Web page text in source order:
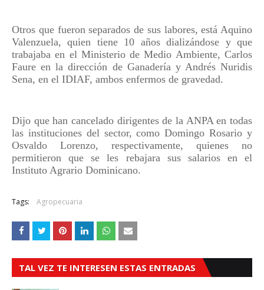
Otros que fueron separados de sus labores, está Aquino
Valenzuela, quien tiene 10 años dializándose y que
trabajaba en el Ministerio de Medio Ambiente, Carlos
Faure en la dirección de Ganadería y Andrés Nuridis
Sena, en el IDIAF, ambos enfermos de gravedad.
Dijo que han cancelado dirigentes de la ANPA en todas
las instituciones del sector, como Domingo Rosario y
Osvaldo Lorenzo, respectivamente, quienes no
permitieron que se les rebajara sus salarios en el
Instituto Agrario Dominicano.
Tags: Agropecuaria
TAL VEZ TE INTERESEN ESTAS ENTRADAS